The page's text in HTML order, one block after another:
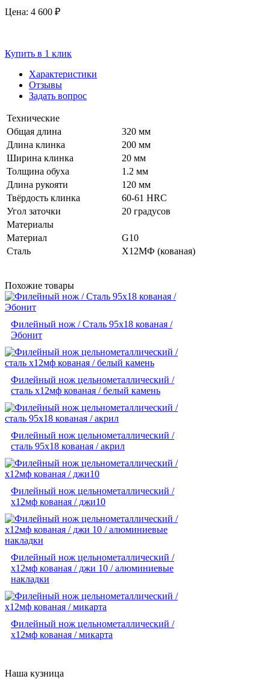
Цена: 4 600 ₽
Купить в 1 клик
Характеристики
Отзывы
Задать вопрос
Технические
Общая длина
320 мм
Длина клинка
200 мм
Ширина клинка
20 мм
Толщина обуха
1.2 мм
Длина рукояти
120 мм
Твёрдость клинка
60-61 HRC
Угол заточки
20 градусов
Материалы
Материал
G10
Сталь
Х12МФ (кованая)
Похожие товары
Филейный нож / Сталь 95х18 кованая /
Эбонит
Филейный нож цельнометаллический /
сталь х12мф кованая / белый камень
Филейный нож цельнометаллический /
сталь 95х18 кованая / акрил
Филейный нож цельнометаллический /
х12мф кованая / джи10
Филейный нож цельнометаллический /
х12мф кованая / джи 10 / алюминиевые
накладки
Филейный нож цельнометаллический /
х12мф кованая / микарта
Наша кузница